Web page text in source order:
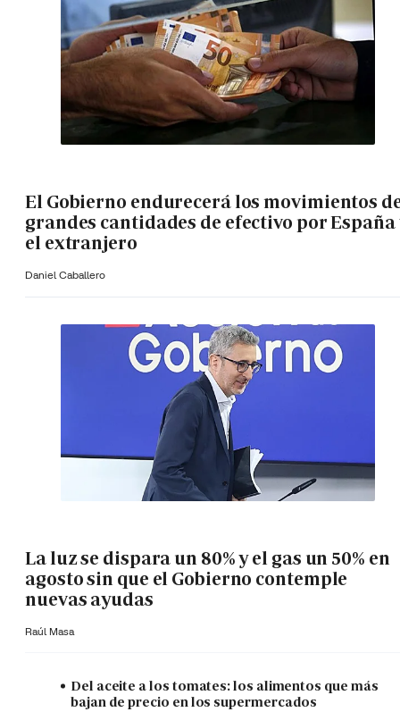
El Gobierno endurecerá los movimientos
grandes cantidades de efectivo por España
el extranjero
Daniel Caballero
La luz se dispara un 80% y el gas un 50% en
agosto sin que el Gobierno contemple
nuevas ayudas
Raúl Masa
Del aceite a los tomates: los alimentos que más
bajan de precio en los supermercados